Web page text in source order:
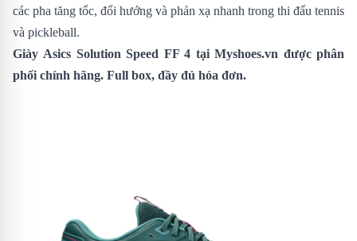
các pha tăng tốc, đổi hướng và phản xạ nhanh trong thi đấu tennis
và pickleball.
Giày Asics Solution Speed FF 4 tại Myshoes.vn được phân
phối chính hãng. Full box, đầy đủ hóa đơn.